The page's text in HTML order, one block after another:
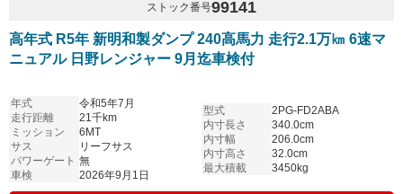
ストック番号99141
高年式 R5年 新明和製ダンプ 240高馬力 走行2.1万㎞ 6速マ
ニュアル 日野レンジャー 9月迄車検付
年式
令和5年7月
走行距離
21千km
ミッション
6MT
サス
リーフサス
パワーゲート 無
車検
2026年9月1日
型式
2PG-FD2ABA
内寸長さ
340.0cm
内寸幅
206.0cm
内寸高さ
32.0cm
最大積載
3450kg